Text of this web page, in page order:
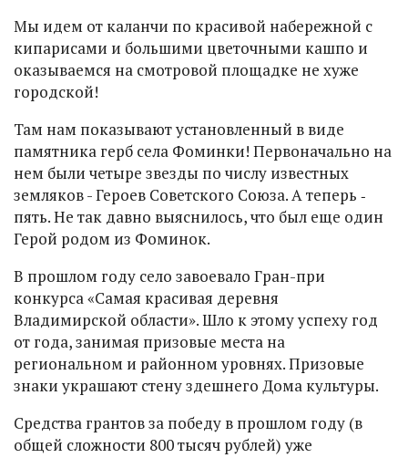
Мы идем от каланчи по красивой набережной с
кипарисами и большими цветочными кашпо и
оказываемся на смотровой площадке не хуже
городской!
Там нам показывают установленный в виде
памятника герб села Фоминки! Первоначально на
нем были четыре звезды по числу известных
земляков - Героев Советского Союза. А теперь ‑
пять. Не так давно выяснилось, что был еще один
Герой родом из Фоминок.
В прошлом году село завоевало Гран-при
конкурса «Самая красивая деревня
Владимирской области». Шло к этому успеху год
от года, занимая призовые места на
региональном и районном уровнях. Призовые
знаки украшают стену здешнего Дома культуры.
Средства грантов за победу в прошлом году (в
общей сложности 800 тысяч рублей) уже